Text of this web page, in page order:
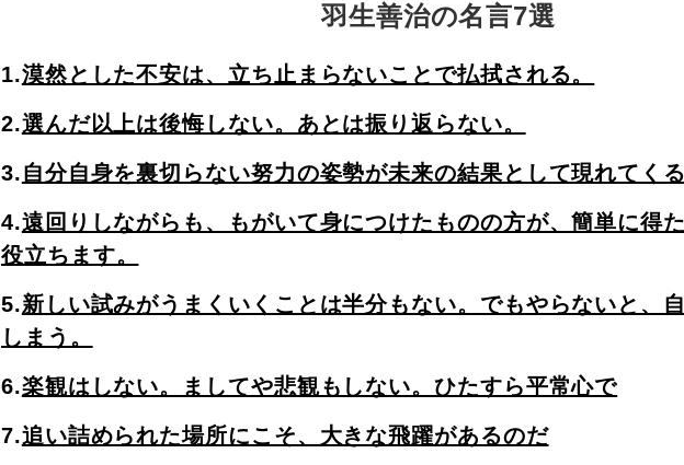
羽生善治の名言7選
1.漠然とした不安は、立ち止まらないことで払拭される。
2.選んだ以上は後悔しない。あとは振り返らない。
3.自分自身を裏切らない努力の姿勢が未来の結果として現れてく
4.遠回りしながらも、もがいて身につけたものの方が、簡単に得
役立ちます。
5.新しい試みがうまくいくことは半分もない。でもやらないと、
しまう。
6.楽観はしない。ましてや悲観もしない。ひたすら平常心で
7.追い詰められた場所にこそ、大きな飛躍があるのだ